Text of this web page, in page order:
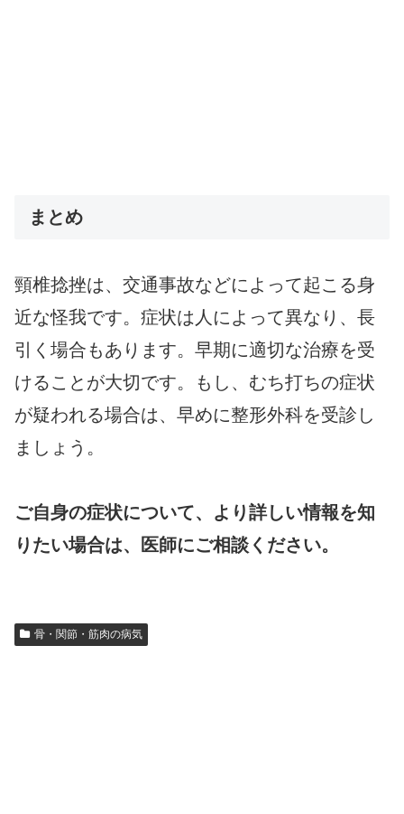
まとめ
頸椎捻挫は、交通事故などによって起こる身
近な怪我です。症状は人によって異なり、長
引く場合もあります。早期に適切な治療を受
けることが大切です。もし、むち打ちの症状
が疑われる場合は、早めに整形外科を受診し
ましょう。
ご自身の症状について、より詳しい情報を知
りたい場合は、医師にご相談ください。
骨・関節・筋肉の病気